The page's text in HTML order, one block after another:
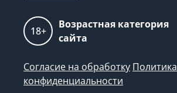
18+
Возрастная категория
сайта
Согласие на обработку Политика
конфиденциальности